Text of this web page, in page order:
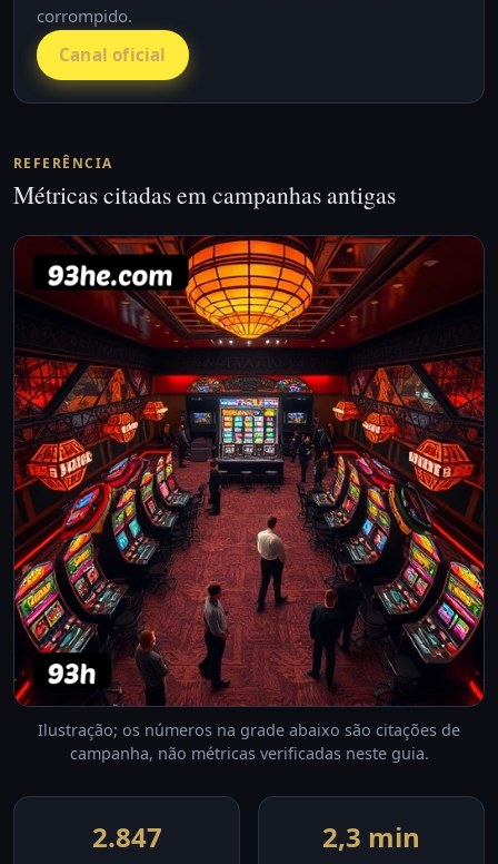
corrompido.
Canal oficial
REFERÊNCIA
Métricas citadas em campanhas antigas
Ilustração; os números na grade abaixo são citações de
campanha, não métricas verificadas neste guia.
2.847 2,3 min